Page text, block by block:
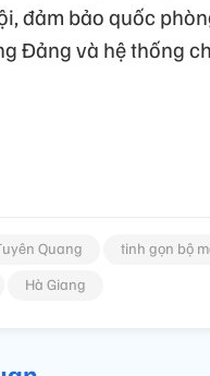
đảm bảo quốc
Đảng và hệ thống
Quang
tinh gọn bộ
Hà Giang